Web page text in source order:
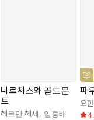
나르치스와 골드문
트
헤르만 헤세 임홍배
파
요